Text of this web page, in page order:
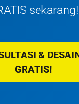
sekarang!
&
GRATIS!